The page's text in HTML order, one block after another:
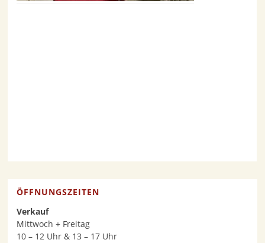
ÖFFNUNGSZEITEN
Verkauf
Mittwoch + Freitag
10 – 12 Uhr & 13 – 17 Uhr